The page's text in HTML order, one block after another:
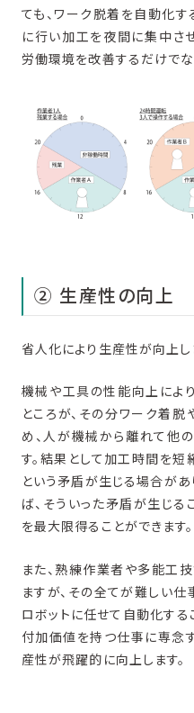
ても、ワーク脱着を自動化
に行い加工を夜間に集中さ
労働環境を改善するだけでな
② 生産性の向上
省人化により生産性が向上し
機械や工具の性能向上により
ところが、その分ワーク着
め、人が機械から離れて他
す。結果として加工時間を短
という矛盾が生じる場合が
ば、そういった矛盾が生じ
を最大限得ることができます。
また、熟練作業者や多能工
ますが、その全てが難しい
ロボットに任せて自動化する
付加価値を持つ仕事に専念
産性が飛躍的に向上します。